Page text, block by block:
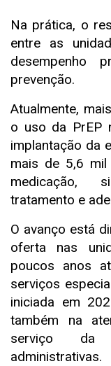
Na prática, o
entre as
desempenho
prevenção.
Atualmente,
o uso da PrEP
implantação da
mais de 5,6 mil
medicação,
tratamento e
O avanço está
oferta nas
poucos anos
serviços
iniciada em
também na
serviço da
administrativas.